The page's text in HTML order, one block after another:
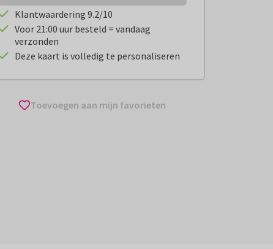
Klantwaardering 9.2/10
Voor 21:00 uur besteld = vandaag
verzonden
Deze kaart is volledig te personaliseren
Toevoegen aan mijn favorieten